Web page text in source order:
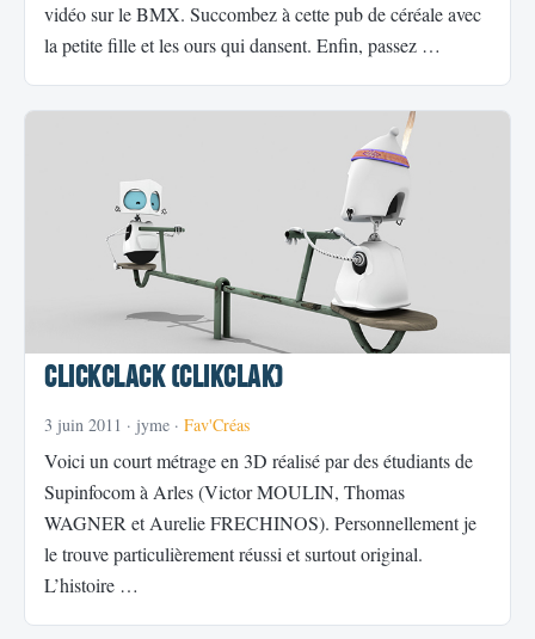
vidéo sur le BMX. Succombez à cette pub de céréale avec
la petite fille et les ours qui dansent. Enfin, passez …
ClickClack (ClikClak)
3 juin 2011 · jyme · Fav'Créas
Voici un court métrage en 3D réalisé par des étudiants de
Supinfocom à Arles (Victor MOULIN, Thomas
WAGNER et Aurelie FRECHINOS). Personnellement je
le trouve particulièrement réussi et surtout original.
L’histoire …